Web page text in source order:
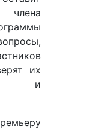
члена
их
и